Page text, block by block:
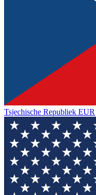
Tsjechische Republiek EUR